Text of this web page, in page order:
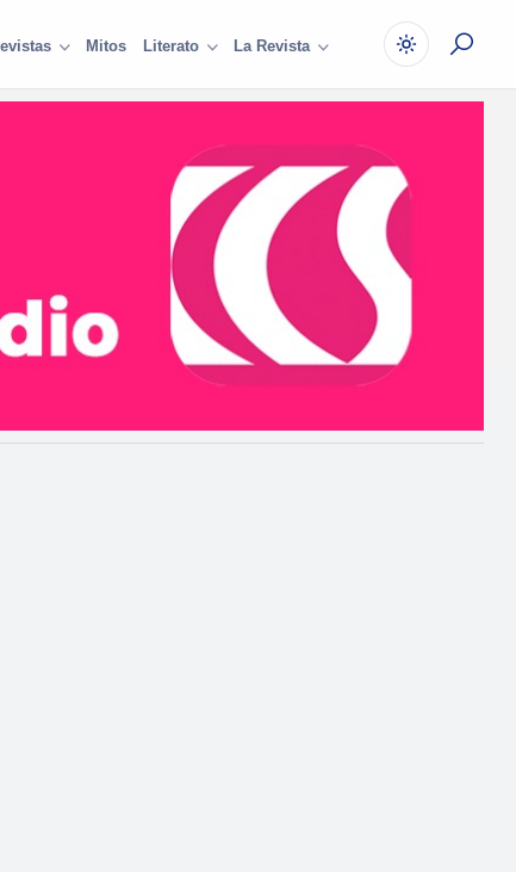
Mitos Literato La Revista